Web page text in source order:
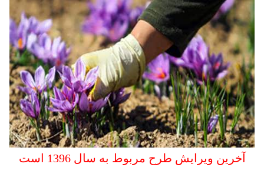
آخرین ویرایش طرح مربوط به سال 1396 است